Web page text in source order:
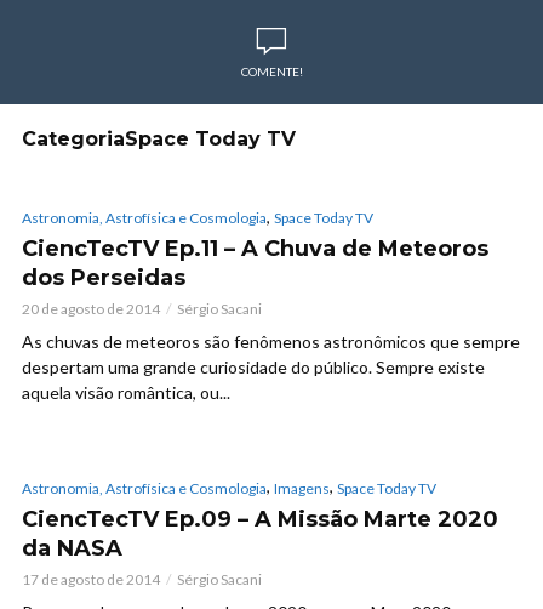
COMENTE!
CategoriaSpace Today TV
Astronomia, Astrofísica e Cosmologia, Space Today TV
CiencTecTV Ep.11 – A Chuva de Meteoros
dos Perseidas
20 de agosto de 2014 Sérgio Sacani
As chuvas de meteoros são fenômenos astronômicos que sempre
despertam uma grande curiosidade do público. Sempre existe
aquela visão romântica, ou...
Astronomia, Astrofísica e Cosmologia, Imagens, Space Today TV
CiencTecTV Ep.09 – A Missão Marte 2020
da NASA
17 de agosto de 2014 Sérgio Sacani